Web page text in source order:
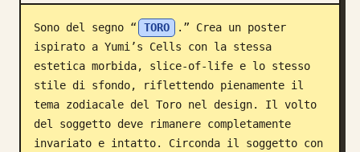
Blog
Aggiornamenti
Sono del segno “ TORO
.” Crea un poster
ispirato a Yumi’s Cells con la stessa
estetica morbida, slice-of-life e lo stesso
stile di sfondo, riflettendo pienamente il
tema zodiacale del Toro nel design. Il volto
del soggetto deve rimanere completamente
invariato e intatto. Circonda il soggetto con